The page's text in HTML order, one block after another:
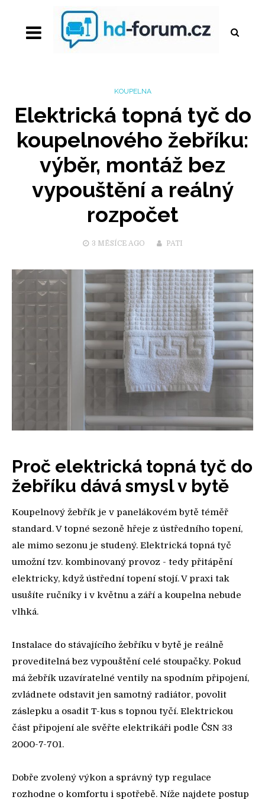
KOUPELNA
Elektrická topná tyč do
koupelnového žebříku:
výběr, montáž bez
vypouštění a reálný
rozpočet
3 MĚSÍCEAGO PATI
Proč elektrická topná tyč do
žebříku dává smysl v bytě
Koupelnový žebřík je v panelákovém bytě téměř
standard. V topné sezoně hřeje z ústředního topení,
ale mimo sezonu je studený. Elektrická topná tyč
umožní tzv. kombinovaný provoz - tedy přitápění
elektricky, když ústřední topení stojí. V praxi tak
usušíte ručníky i v květnu a září a koupelna nebude
vlhká.
Instalace do stávajícího žebříku v bytě je reálně
proveditelná bez vypouštění celé stoupačky. Pokud
má žebřík uzavíratelné ventily na spodním připojení,
zvládnete odstavit jen samotný radiátor, povolit
záslepku a osadit T-kus s topnou tyčí. Elektrickou
část připojení ale svěřte elektrikáři podle ČSN 33
2000-7-701.
Dobře zvolený výkon a správný typ regulace
rozhodne o komfortu i spotřebě. Níže najdete postup